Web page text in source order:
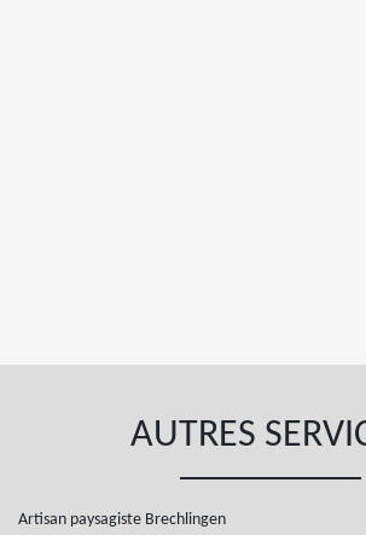
AUTRES
Artisan paysagiste Brechlingen